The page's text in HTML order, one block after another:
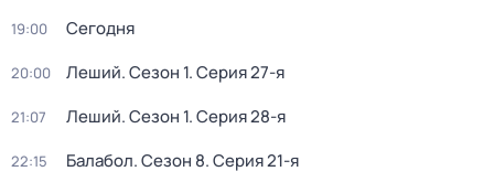
19:00 Сегодня
20:00 Леший. Сезон 1. Серия 27-я
21:07 Леший. Сезон 1. Серия 28-я
22:15 Балабол. Сезон 8. Серия 21-я